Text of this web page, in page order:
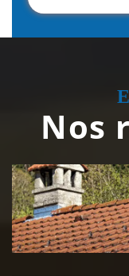
Nos
Couvreur
zingueur 39
Jura